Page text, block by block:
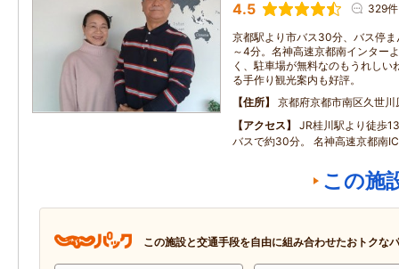
4.5 329件
京都駅より市バス30分、バス停
～4分。名神高速京都南インター
く、駐車場が無料なのもうれしい
る手作り観光案内も好評。
住所
京都府京都市南区久世川
アクセス
JR桂川駅より徒歩
バスで約30分。 名神高速京都南
この施
この施設と交通手段を自由に組み合わせたおトクな